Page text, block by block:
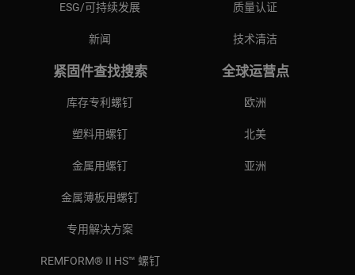
ESG/可持续发展
新闻
紧固件查找搜索
库存专利螺钉
塑料用螺钉
金属用螺钉
金属薄板用螺钉
专用解决方案
REMFORM® II HS™ 螺钉
质量认证
技术清洁
全球运营点
欧洲
北美
亚洲